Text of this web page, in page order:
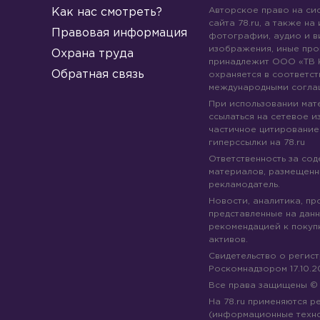
Как нас смотреть?
Правовая информация
Охрана труда
Обратная связь
Авторское право на
сайта 78.ru, а также на
фотографии, аудио и
изображения, иные
принадлежит ООО «ТВ
охраняется в
международными
При использовании
ссылаться на сетевое
частичное
гиперссылки на 78.ru
Ответственность за
материалов,
рекламодатель.
Новости, аналитика,
представленные на
рекомендацией к
активов.
Свидетельство о
Роскомнадзором
Все права защищены
На 78.ru применяются
(информационные